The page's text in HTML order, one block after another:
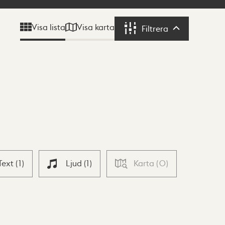
Visa lista Visa karta Filtrera Filtrera
(1) Ljud (1) Karta (0)